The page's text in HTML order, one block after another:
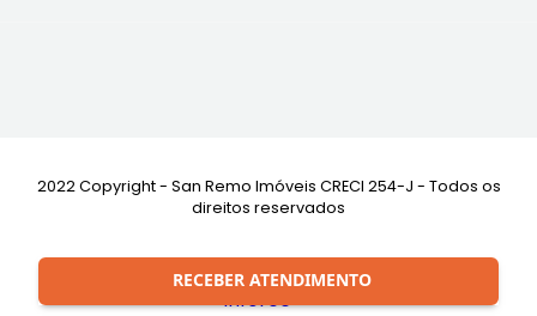
RECEBER ATENDIMENTO
2022 Copyright - San Remo Imóveis CRECI 254-J - Todos os
direitos reservados